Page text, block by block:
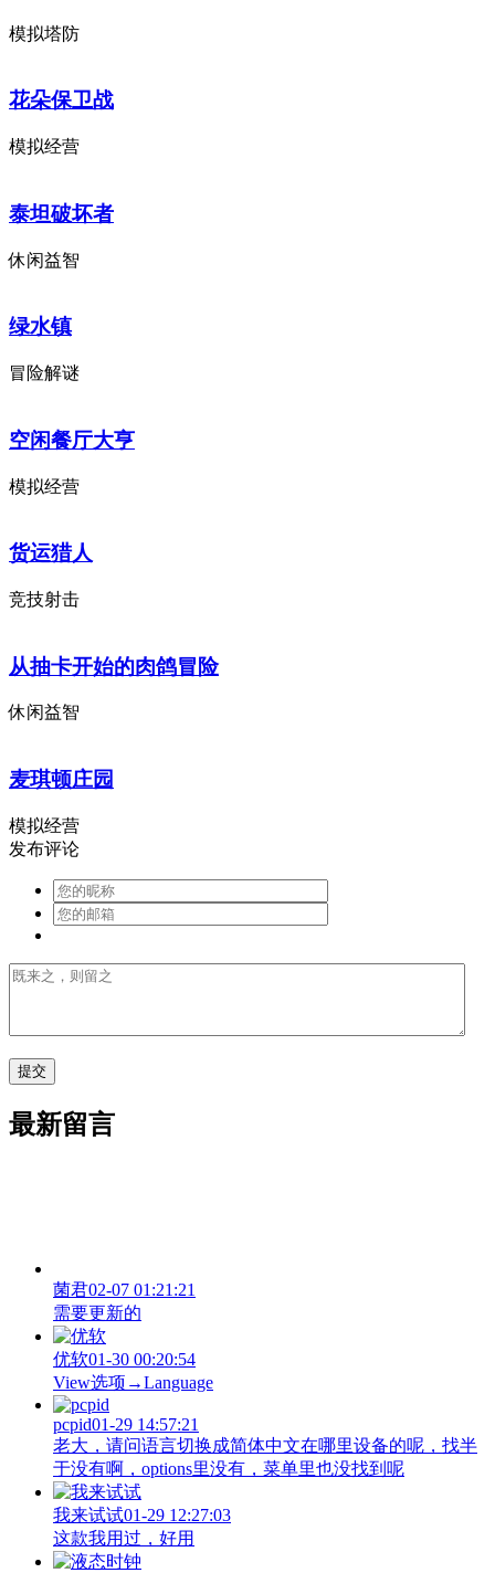
模拟塔防
花朵保卫战
模拟经营
泰坦破坏者
休闲益智
绿水镇
冒险解谜
空闲餐厅大亨
模拟经营
货运猎人
竞技射击
从抽卡开始的肉鸽冒险
休闲益智
麦琪顿庄园
模拟经营
发布评论
最新留言
菌君02-07 01:21:21
需要更新的
优软01-30 00:20:54
View‌选项→Language
pcpid01-29 14:57:21
老大，请问语言切换成简体中文在哪里设备的呢，找半
于没有啊，options里没有，菜单里也没找到呢
我来试试01-29 12:27:03
这款我用过，好用